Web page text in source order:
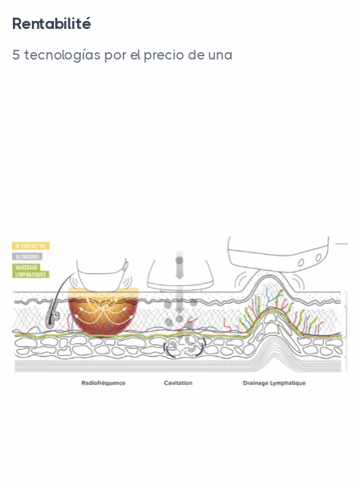
Rentabilité
5 tecnologías por el precio de una